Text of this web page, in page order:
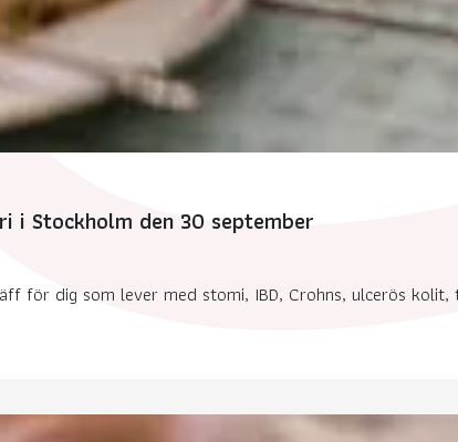
i Stockholm den 30 september
för dig som lever med stomi, IBD, Crohns, ulcerös